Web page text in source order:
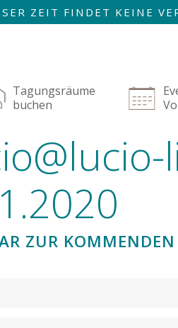
ZEIT FINDET KEINE
Tagungsräume
buchen
ZUR